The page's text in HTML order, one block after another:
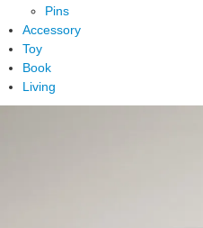
Pins
Accessory
Toy
Book
Living